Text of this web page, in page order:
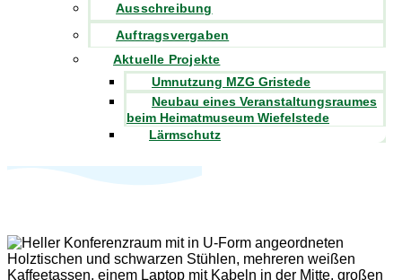
Ausschreibung
Auftragsvergaben
Aktuelle Projekte
Umnutzung MZG Gristede
Neubau eines Veranstaltungsraumes
beim Heimatmuseum Wiefelstede
Lärmschutz